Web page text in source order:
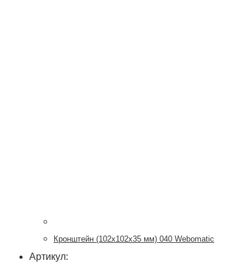
Кронштейн (102х102х35 мм) 040 Webomatic
Артикул: